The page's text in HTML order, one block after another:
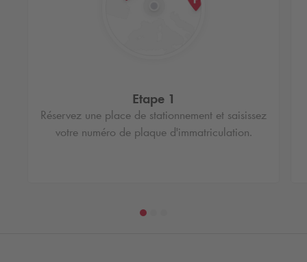
Etape 1
Réservez une place de stationnement et saisissez
votre numéro de plaque d'immatriculation.